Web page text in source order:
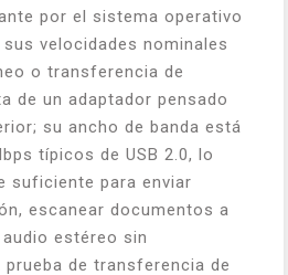
por el sistema operativo
velocidades nominales
o transferencia de
de un adaptador pensado
su ancho de banda está
típicos de USB 2.0, lo
suficiente para enviar
escanear documentos a
estéreo sin
prueba de transferencia de